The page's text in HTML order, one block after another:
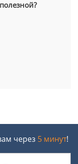
через 5 минут!